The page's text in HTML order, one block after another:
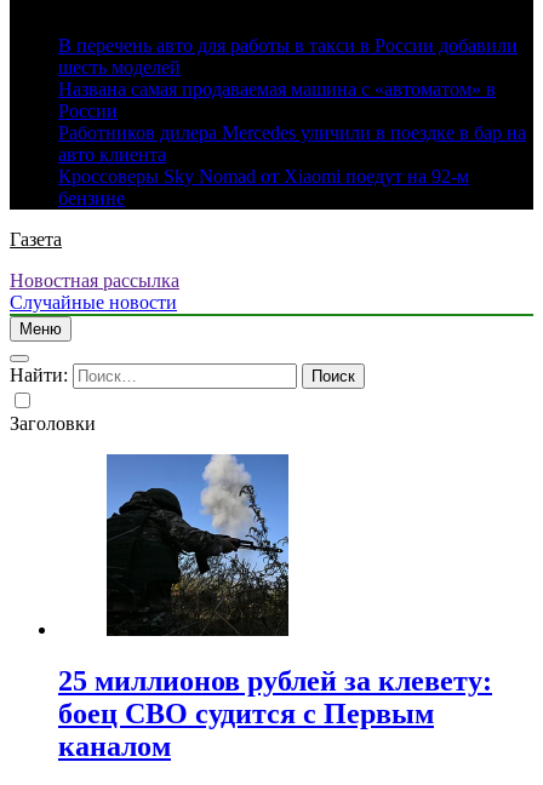
В перечень авто для работы в такси в России добавили
шесть моделей
Названа самая продаваемая машина с «автоматом» в
России
Работников дилера Mercedes уличили в поездке в бар на
авто клиента
Кроссоверы Sky Nomad от Xiaomi поедут на 92-м
бензине
Газета
Новостная рассылка
Случайные новости
Меню
Найти:
Заголовки
25 миллионов рублей за клевету:
боец СВО судится с Первым
каналом